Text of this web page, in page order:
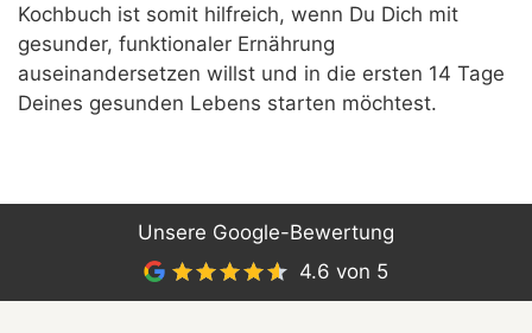
Kochbuch ist somit hilfreich, wenn Du Dich mit
gesunder, funktionaler Ernährung
auseinandersetzen willst und in die ersten 14 Tage
Deines gesunden Lebens starten möchtest.
Unsere Google-Bewertung
4.6 von 5